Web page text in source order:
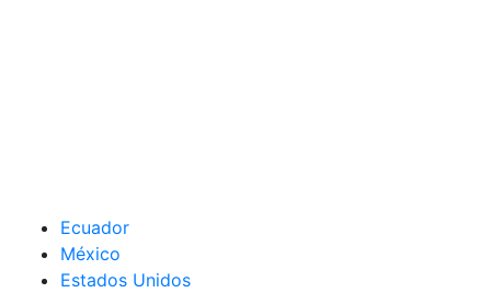
Ecuador
México
Estados Unidos